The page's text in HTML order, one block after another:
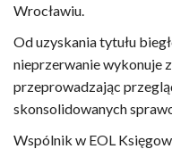
Wrocławiu.
Od uzyskania tytułu
nieprzerwanie wykonuje
przeprowadzając
skonsolidowanych
Wspólnik w EOL